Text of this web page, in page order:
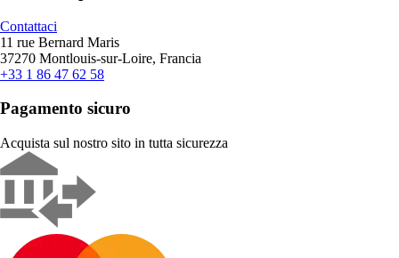
Contattaci
11 rue Bernard Maris
37270 Montlouis-sur-Loire, Francia
+33 1 86 47 62 58
Pagamento sicuro
Acquista sul nostro sito in tutta sicurezza